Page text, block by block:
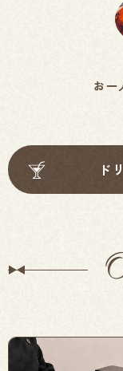
お一
ド